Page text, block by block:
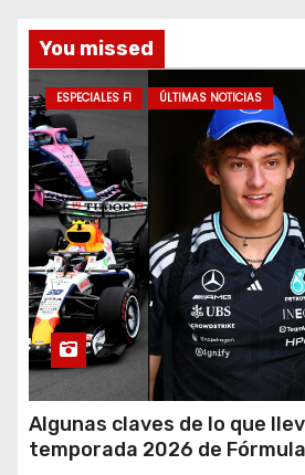
You missed
ESPECIALES F1 ÚLTIMAS NOTICIAS
Algunas claves de lo que
temporada 2026 de